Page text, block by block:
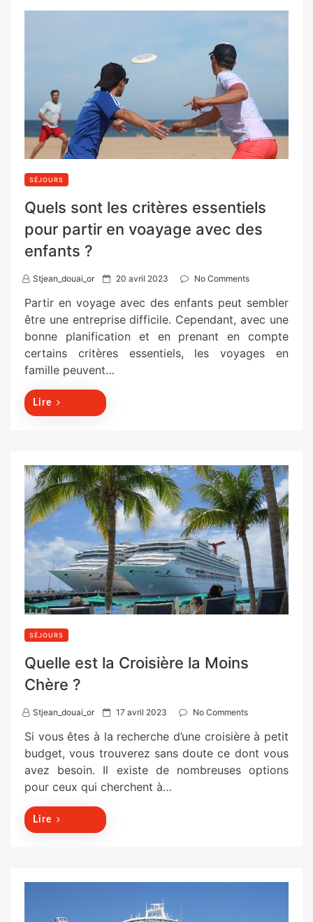
SÉJOURS
Quels sont les critères essentiels
pour partir en voayage avec des
enfants ?
Stjean_douai_or
P 20 avril 2023 No Comments
Partir en voyage avec des enfants peut sembler
être une entreprise difficile. Cependant, avec une
bonne planification et en prenant en compte
certains critères essentiels, les voyages en
famille peuvent…
Lire
SÉJOURS
Quelle est la Croisière la Moins
Chère ?
Stjean_douai_or
P 17 avril 2023 No Comments
Si vous êtes à la recherche d’une croisière à petit
budget, vous trouverez sans doute ce dont vous
avez besoin. Il existe de nombreuses options
pour ceux qui cherchent à…
Lire